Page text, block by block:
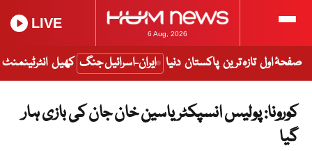
6 Aug, 2026
LIVE
صفحۂ اول تازہ ترین پاکستان دنیا ایران-اسرائیل جنگ کھیل انٹرٹینمنٹ
کورونا: پولیس انسپکٹر یاسین خان جان کی بازی ہار
گیا